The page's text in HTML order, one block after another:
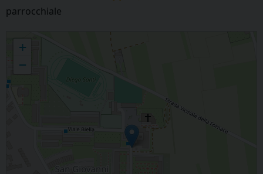
parrocchiale
+
−